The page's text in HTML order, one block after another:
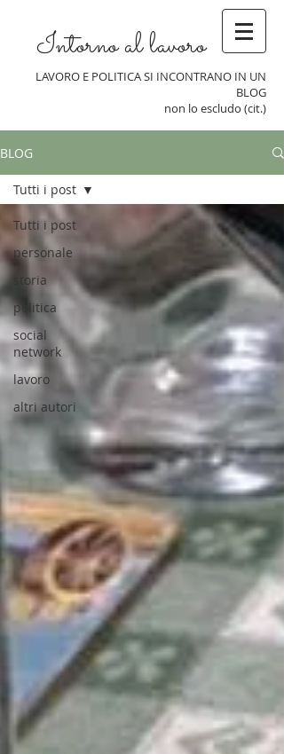
Intorno al lavoro
LAVORO E POLITICA SI INCONTRANO IN UN
BLOG
non lo escludo (cit.)
BLOG
Tutti i post
personale
storia
politica
social
network
lavoro
altri autori
Tutti i post